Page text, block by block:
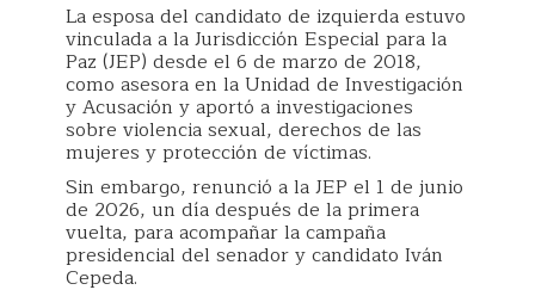
La esposa del candidato de izquierda estuvo
vinculada a la Jurisdicción Especial para la
Paz (JEP) desde el 6 de marzo de 2018,
como asesora en la Unidad de Investigación
y Acusación y aportó a investigaciones
sobre violencia sexual, derechos de las
mujeres y protección de víctimas.
Sin embargo, renunció a la JEP el 1 de junio
de 2026, un día después de la primera
vuelta, para acompañar la campaña
presidencial del senador y candidato Iván
Cepeda.